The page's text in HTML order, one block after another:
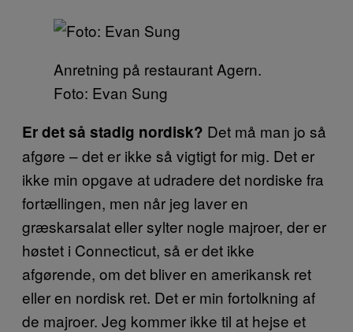
Anretning på restaurant Agern.
Foto: Evan Sung
Er det så stadig nordisk? Det må man jo så
afgøre – det er ikke så vigtigt for mig. Det er
ikke min opgave at udradere det nordiske fra
fortællingen, men når jeg laver en
græskarsalat eller sylter nogle majroer, der er
høstet i Connecticut, så er det ikke
afgørende, om det bliver en amerikansk ret
eller en nordisk ret. Det er min fortolkning af
de majroer. Jeg kommer ikke til at hejse et